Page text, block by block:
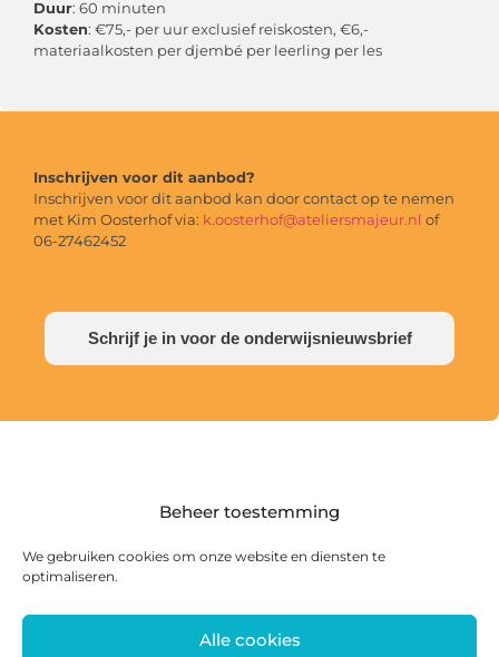
Beheer toestemming
We gebruiken cookies om onze website en diensten te
optimaliseren.
Alle cookies
Duur: 60 minuten
Kosten: €75,- per uur exclusief reiskosten, €6,-
materiaalkosten per djembé per leerling per les
Inschrijven voor dit aanbod?
Inschrijven voor dit aanbod kan door contact op te nemen
met Kim Oosterhof via: k.oosterhof@ateliersmajeur.nl of
06-27462452
Schrijf je in voor de onderwijsnieuwsbrief
Postadres: Postbus 285, 8440 AG Heerenveen |